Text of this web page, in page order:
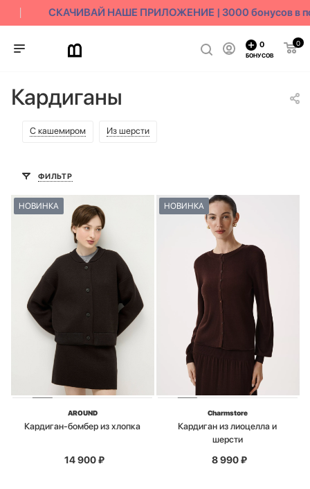
СКАЧИВАЙ НАШЕ ПРИЛОЖЕНИЕ | 3000 бонусов в
0
0
БОНУСОВ
Кардиганы
С кашемиром Из шерсти
ФИЛЬТР
НОВИНКА
AROUND
Кардиган-бомбер из хлопка
14 900₽
НОВИНКА
Charmstore
Кардиган из лиоцелла и
шерсти
8 990₽